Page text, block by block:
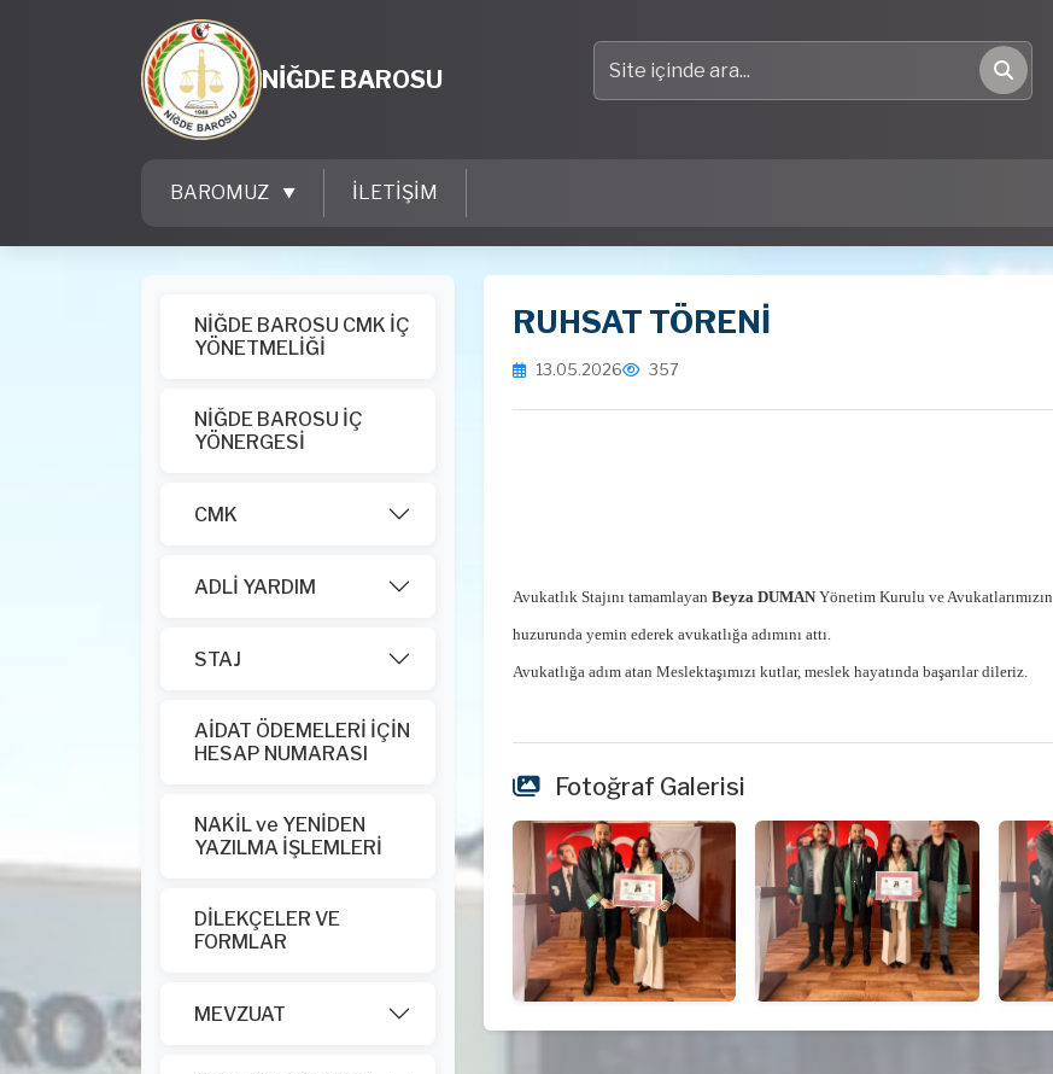
NİĞDE BAROSU
Site içinde ara
Ara
BAROMUZ İLETİŞİM
NİĞDE BAROSU CMK İÇ
YÖNETMELİĞİ
NİĞDE BAROSU İÇ
YÖNERGESİ
CMK
ADLİ YARDIM
STAJ
AİDAT ÖDEMELERİ İÇİN
HESAP NUMARASI
NAKİL ve YENİDEN
YAZILMA İŞLEMLERİ
DİLEKÇELER VE
FORMLAR
MEVZUAT
RUHSAT TÖRENİ
13.05.2026 357
Avukatlık Stajını tamamlayan Beyza DUMAN Yönetim Kurulu ve Avukatlarımızın
huzurunda yemin ederek avukatlığa adımını attı.
Avukatlığa adım atan Meslektaşımızı kutlar, meslek hayatında başarılar dileriz.
Fotoğraf Galerisi